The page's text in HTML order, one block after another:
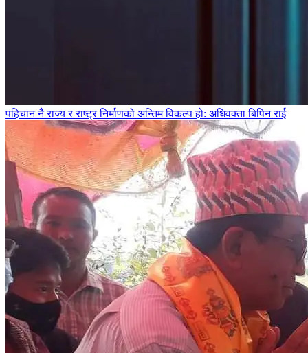
पहिचान नै राज्य र राष्ट्र निर्माणको अन्तिम विकल्प हो: अधिवक्ता बिपिन राई